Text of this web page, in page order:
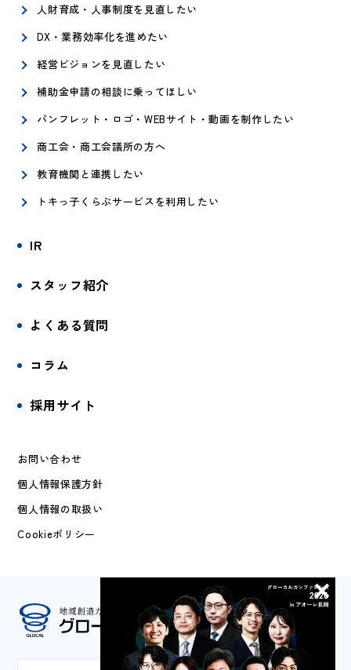
人財育成・人事制度を見直したい
DX・業務効率化を進めたい
経営ビジョンを見直したい
補助金申請の相談に乗ってほしい
パンフレット・ロゴ・WEBサイト・動画を制作したい
商工会・商工会議所の方へ
教育機関と連携したい
トキっ子くらぶサービスを利用したい
IR
スタッフ紹介
よくある質問
コラム
採用サイト
お問い合わせ
個人情報保護方針
個人情報の取扱い
Cookieポリシー